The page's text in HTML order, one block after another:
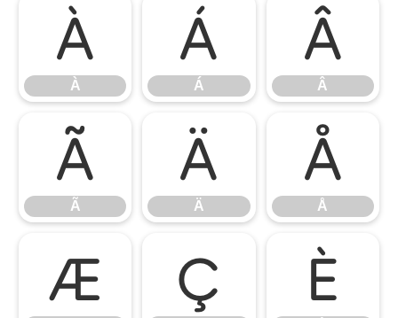
À
À
Á
Á
Â
Â
Ã
Ã
Ä
Ä
Å
Å
Æ Ç È